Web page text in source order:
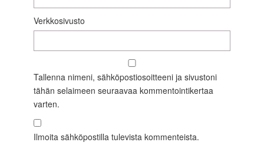
Verkkosivusto
Tallenna nimeni, sähköpostiosoitteeni ja sivustoni
tähän selaimeen seuraavaa kommentointikertaa
varten.
Ilmoita sähköpostilla tulevista kommenteista.